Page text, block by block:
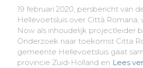
19 februari 2020, persbericht van
Hellevoetsluis over Città Romana,
Now als inhoudelijk projectleider
Onderzoek naar toekomst Citta
gemeente Hellevoetsluis gaat
provincie Zuid-Holland en Lees